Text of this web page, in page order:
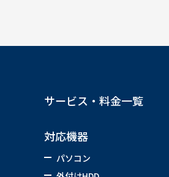
サービス・料金一覧
対応機器
パソコン